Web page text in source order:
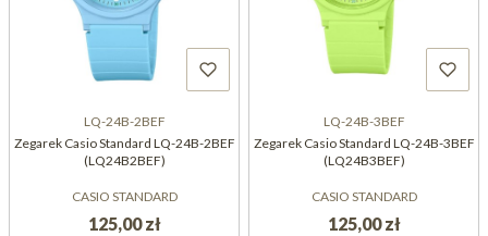
LQ-24B-2BEF
Zegarek Casio Standard LQ-24B-2BEF
(LQ24B2BEF)
CASIO STANDARD
125,00 zł
LQ-24B-3BEF
Zegarek Casio Standard LQ-24B-3BEF
(LQ24B3BEF)
CASIO STANDARD
125,00 zł